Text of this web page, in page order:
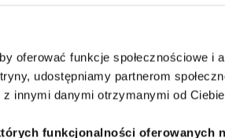
oferować funkcje społecznościowe i
udostępniamy partnerom
innymi danymi otrzymanymi od
funkcjonalności oferowanych